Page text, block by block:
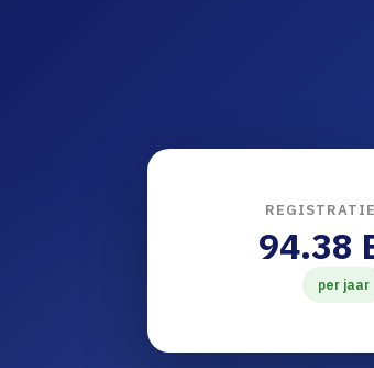
94.38
per jaar